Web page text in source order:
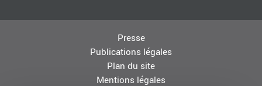
Presse
Publications légales
Plan du site
Mentions légales